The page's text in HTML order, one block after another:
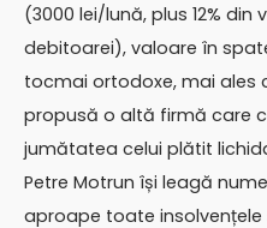
(3000 lei/lună, plus 12%
debitoarei), valoare în
tocmai ortodoxe, mai ales
propusă o altă firmă care
jumătatea celui plătit
Petre Motrun își leagă
aproape toate